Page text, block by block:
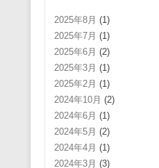
2025年8月 (1)
2025年7月 (1)
2025年6月 (2)
2025年3月 (1)
2025年2月 (1)
2024年10月 (2)
2024年6月 (1)
2024年5月 (2)
2024年4月 (1)
2024年3月 (3)